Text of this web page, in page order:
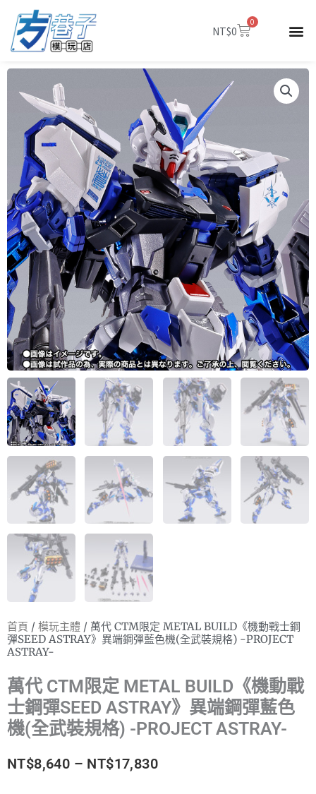
NT$0
0
購
首頁 / 模玩主體 / 萬代 CTM限定 METAL BUILD《機動戰士鋼
彈SEED ASTRAY》異端鋼彈藍色機(全武裝規格) -PROJECT
ASTRAY-
萬代 CTM限定 METAL BUILD《機動戰
士鋼彈SEED ASTRAY》異端鋼彈藍色
機(全武裝規格) -PROJECT ASTRAY-
NT$8,640 – NT$17,830價